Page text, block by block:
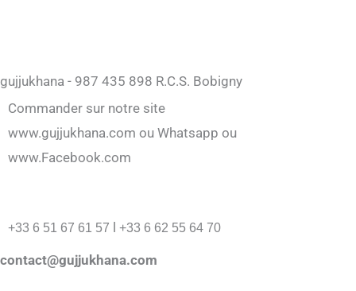
gujjukhana - 987 435 898 R.C.S. Bobigny
Commander sur notre site
www.gujjukhana.com ou Whatsapp ou
www.Facebook.com
+33 6 51 67 61 57 l +33 6 62 55 64 70
contact@gujjukhana.com